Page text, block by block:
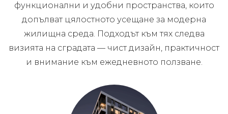
функционални и удобни пространства, които
допълват цялостното усещане за модерна
жилищна среда. Подходът към тях следва
визията на сградата — чист дизайн, практичност
и внимание към ежедневното ползване.